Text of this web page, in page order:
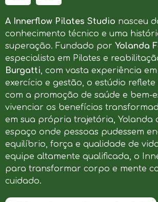
A Innerflow Pilates Studio nasceu
conhecimento técnico e uma
superação. Fundado por Yolanda
especialista em Pilates e
Burgatti, com vasta experiência
exercício e gestão, o estúdio
com a promoção de saúde e bem-
vivenciar os benefícios
em sua própria trajetória, Yolanda
espaço onde pessoas pudessem
equilíbrio, força e qualidade de
equipe altamente qualificada, o
para transformar corpo e mente
cuidado.